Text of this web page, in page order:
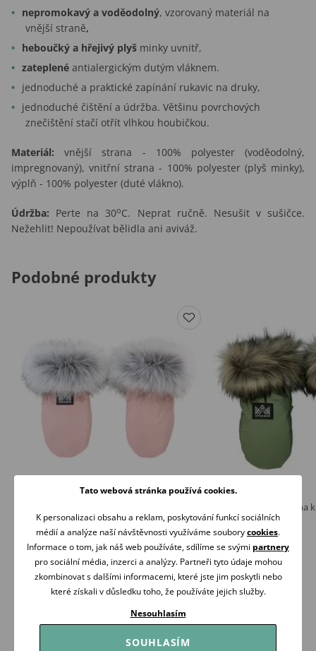
nepromokavý a voděodolný, vzorovaný materiál na
vnější straně,
heboučký a hřejivý plyš minky uvnitř,
zateplené antialergickým dutým vláknem.
jednoduché a praktické zapínání rukavic na druky,
jednoduché čištění a údržba. Většinu povrchových
znečištění stačí otřít vlhkou houbičkou.
Materiál: vnější strana - 100% polyester (voděodolný,
impregnovaný), vnitřní strana - 100% polyester (plyš minky),
výplň - 100% polyester (duté vlákno).
Údržba: Perte na 30oC. Neprat ručně. Nesušit v sušičce.
Nežehlit! Nepoužívat bělidla ani aviváž.
Podobné produkty
RŮŽOVÁ
990 Kč
Skladem
Koupit
Little Elite Rukavice na
990 Kč
Skladem
Koupit
Tato webová stránka používá cookies.
K personalizaci obsahu a reklam, poskytování funkcí sociálních
médií a analýze naší návštěvnosti využíváme souborycookies.
Informace o tom, jak náš web používáte, sdílíme se svými partnery
pro sociální média, inzerci a analýzy. Partneři tyto údaje mohou
zkombinovat s dalšími informacemi, které jste jim poskytli nebo
které získali v důsledku toho, že používáte jejich služby.
Nesouhlasím
SOUHLASÍM